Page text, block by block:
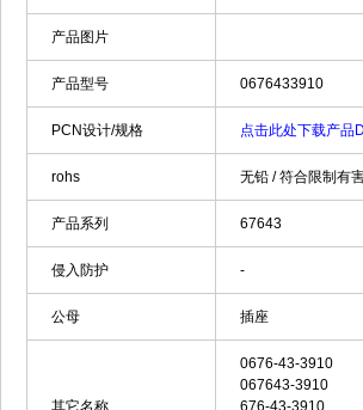
产品图片
产品型号 0676433910
PCN设计/规格 点击此处下载产品
rohs 无铅 / 符合限制有
产品系列 67643
侵入防护 -
公母 插座
其它名称
0676-43-3910
067643-3910
676-43-3910